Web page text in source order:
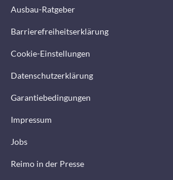
Ausbau-Ratgeber
Barrierefreiheitserklärung
Cookie-Einstellungen
Datenschutzerklärung
Garantiebedingungen
Impressum
Jobs
Reimo in der Presse